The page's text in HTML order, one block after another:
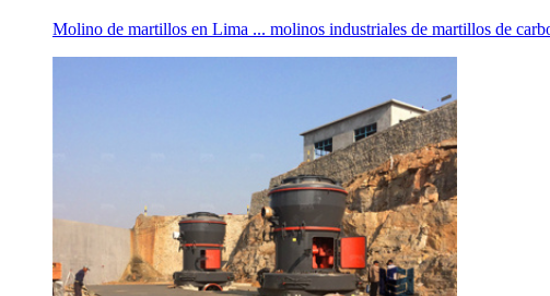
Molino de martillos en Lima ... molinos industriales de martillos de